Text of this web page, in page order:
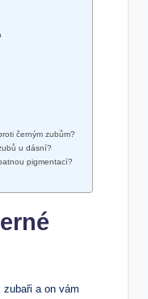
černým zubům?
u dásní?
pigmentací?
a on vám